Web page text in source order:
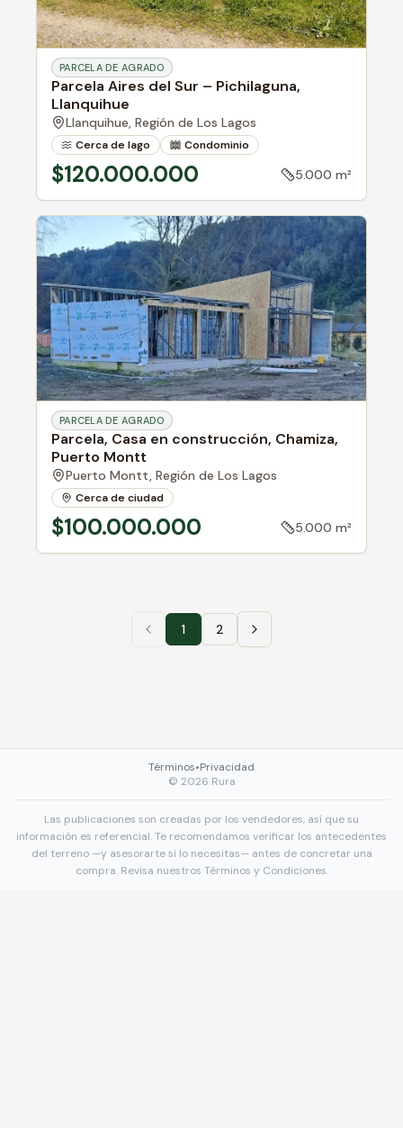
PARCELA DE AGRADO
Parcela Aires del Sur – Pichilaguna,
Llanquihue
Llanquihue, Región de Los Lagos
Cerca de lago Condominio
$120.000.000 5.000 m²
PARCELA DE AGRADO
Parcela, Casa en construcción, Chamiza,
Puerto Montt
Puerto Montt, Región de Los Lagos
Cerca de ciudad
$100.000.000 5.000 m²
1 2
Términos•Privacidad
© 2026 Rura
Las publicaciones son creadas por los vendedores, así que su
información es referencial. Te recomendamos verificar los antecedentes
del terreno —y asesorarte si lo necesitas— antes de concretar una
compra. Revisa nuestros Términos y Condiciones.